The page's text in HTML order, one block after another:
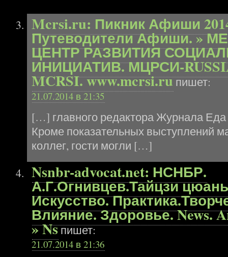
Mcrsi.ru: Пикник Афиши
Путеводители Афиши. »
ЦЕНТР РАЗВИТИЯ
ИНИЦИАТИВ. МЦРСИ-
MCRSI. www.mcrsi.ruпишет:
21.07.2014 в 21:35
[…] главного редактора Журнала
Кроме показательных выступлений
коллег, гости могли […]
Nsnbr-advocat.net: НСНБР.
А.Г.Огнивцев.Тайцзи
Искусство.
Влияние. Здоровье. News.
» Nsпишет:
21.07.2014 в 21:36